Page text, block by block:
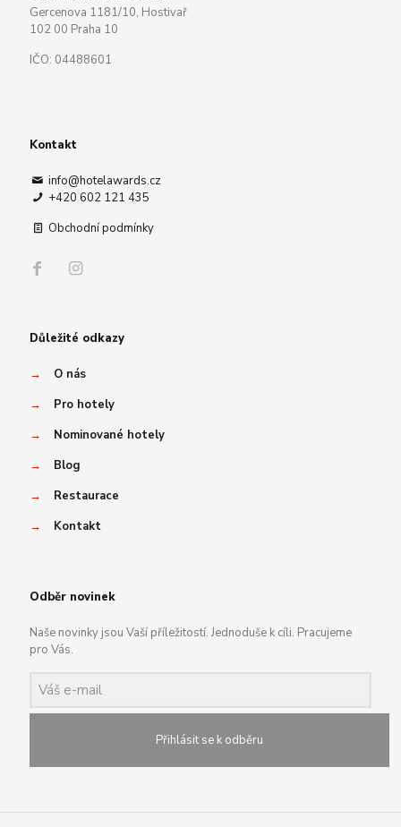
Gercenova 1181/10, Hostivař
102 00 Praha 10
IČO: 04488601
Kontakt
info@hotelawards.cz
+420 602 121 435
Obchodní podmínky
Důležité odkazy
→
O nás
→
Pro hotely
→
Nominované hotely
→
Blog
→
Restaurace
→
Kontakt
Odběr novinek
Naše novinky jsou Vaší příležitostí. Jednoduše k cíli. Pracujeme
pro Vás.
Přihlásit se k odběru